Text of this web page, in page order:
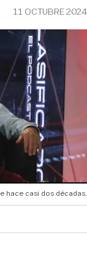
11 OCTUBRE 2024
hace casi dos décadas.